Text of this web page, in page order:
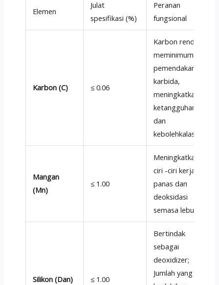
Elemen
Julat
spesifikasi (%)
Peranan
fungsional
Karbon (C) ≤ 0.06
Karbon rendah
meminimumkan
pemendakan
karbida,
meningkatkan
ketangguhan
dan
kebolehkalasan.
Mangan
(Mn)
≤ 1.00
Meningkatkan
ciri -ciri kerja
panas dan
deoksidasi
semasa lebur.
Silikon (Dan) ≤ 1.00
Bertindak
sebagai
deoxidizer;
Jumlah yang